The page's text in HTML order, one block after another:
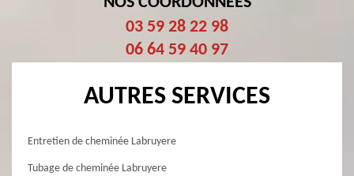
03 59 28 22 98
06 64 59 40 97
AUTRES SERVICES
Entretien de cheminée Labruyere
Tubage de cheminée Labruyere